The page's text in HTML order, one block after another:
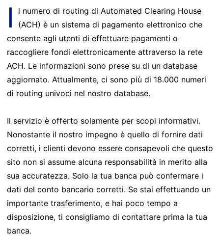
I
l numero di routing di Automated Clearing House
(ACH) è un sistema di pagamento elettronico che
consente agli utenti di effettuare pagamenti o
raccogliere fondi elettronicamente attraverso la rete
ACH. Le informazioni sono prese su di un database
aggiornato. Attualmente, ci sono più di 18.000 numeri
di routing univoci nel nostro database.
Il servizio è offerto solamente per scopi informativi.
Nonostante il nostro impegno è quello di fornire dati
corretti, i clienti devono essere consapevoli che questo
sito non si assume alcuna responsabilità in merito alla
sua accuratezza. Solo la tua banca può confermare i
dati del conto bancario corretti. Se stai effettuando un
importante trasferimento, e hai poco tempo a
disposizione, ti consigliamo di contattare prima la tua
banca.